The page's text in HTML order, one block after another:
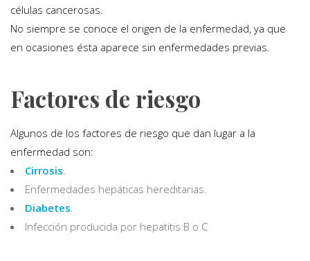
células cancerosas.
No siempre se conoce el origen de la enfermedad, ya que
en ocasiones ésta aparece sin enfermedades previas.
Factores de riesgo
Algunos de los factores de riesgo que dan lugar a la
enfermedad son:
Cirrosis
Enfermedades hepáticas hereditarias.
Diabetes
Infección producida por hepatitis B o C